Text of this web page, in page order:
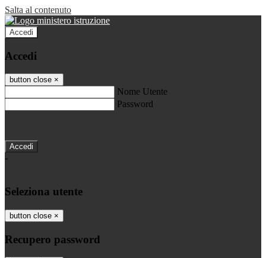
Salta al contenuto
Accedi
Accedi
button close ×
Nome Utente
Password
-
Seleziona utente
button close ×
Recupero password